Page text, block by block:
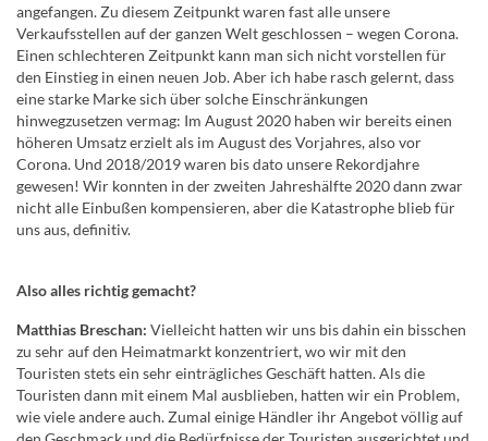
angefangen. Zu diesem Zeitpunkt waren fast alle unsere
Verkaufsstellen auf der ganzen Welt geschlossen – wegen Corona.
Einen schlechteren Zeitpunkt kann man sich nicht vorstellen für
den Einstieg in einen neuen Job. Aber ich habe rasch gelernt, dass
eine starke Marke sich über solche Einschränkungen
hinwegzusetzen vermag: Im August 2020 haben wir bereits einen
höheren Umsatz erzielt als im August des Vorjahres, also vor
Corona. Und 2018/2019 waren bis dato unsere Rekordjahre
gewesen! Wir konnten in der zweiten Jahreshälfte 2020 dann zwar
nicht alle Einbußen kompensieren, aber die Katastrophe blieb für
uns aus, definitiv.
Also alles richtig gemacht?
Matthias Breschan: Vielleicht hatten wir uns bis dahin ein bisschen
zu sehr auf den Heimatmarkt konzentriert, wo wir mit den
Touristen stets ein sehr einträgliches Geschäft hatten. Als die
Touristen dann mit einem Mal ausblieben, hatten wir ein Problem,
wie viele andere auch. Zumal einige Händler ihr Angebot völlig auf